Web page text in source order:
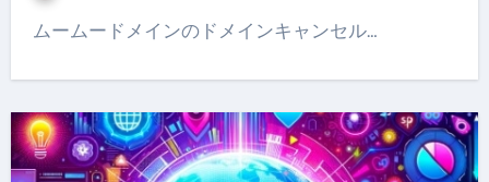
ムームードメインのドメインキャンセル…